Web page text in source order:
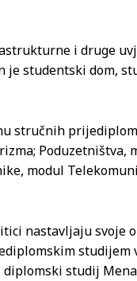
i druge
je studentski dom,
stručnih
Poduzetništva,
modul
nastavljaju svoje
studijem
studij